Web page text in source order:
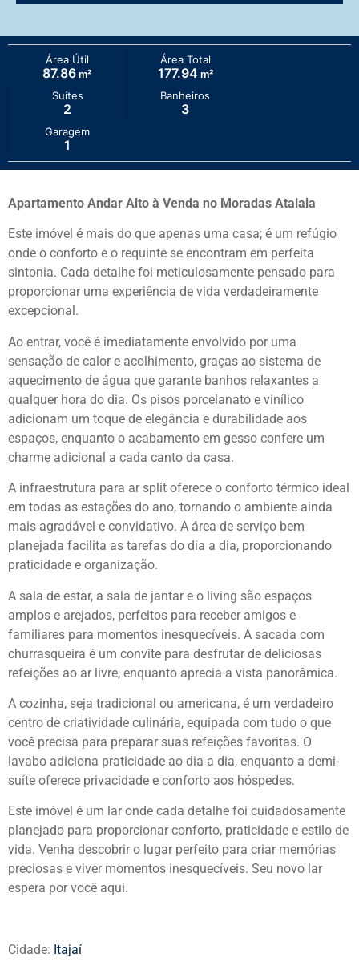
Área Útil
87.86 m²
Área Total
177.94 m²
Suítes
2
Banheiros
3
Garagem
1
Apartamento Andar Alto à Venda no Moradas Atalaia
Este imóvel é mais do que apenas uma casa; é um refúgio
onde o conforto e o requinte se encontram em perfeita
sintonia. Cada detalhe foi meticulosamente pensado para
proporcionar uma experiência de vida verdadeiramente
excepcional.
Ao entrar, você é imediatamente envolvido por uma
sensação de calor e acolhimento, graças ao sistema de
aquecimento de água que garante banhos relaxantes a
qualquer hora do dia. Os pisos porcelanato e vinílico
adicionam um toque de elegância e durabilidade aos
espaços, enquanto o acabamento em gesso confere um
charme adicional a cada canto da casa.
A infraestrutura para ar split oferece o conforto térmico ideal
em todas as estações do ano, tornando o ambiente ainda
mais agradável e convidativo. A área de serviço bem
planejada facilita as tarefas do dia a dia, proporcionando
praticidade e organização.
A sala de estar, a sala de jantar e o living são espaços
amplos e arejados, perfeitos para receber amigos e
familiares para momentos inesquecíveis. A sacada com
churrasqueira é um convite para desfrutar de deliciosas
refeições ao ar livre, enquanto aprecia a vista panorâmica.
A cozinha, seja tradicional ou americana, é um verdadeiro
centro de criatividade culinária, equipada com tudo o que
você precisa para preparar suas refeições favoritas. O
lavabo adiciona praticidade ao dia a dia, enquanto a demi-
suíte oferece privacidade e conforto aos hóspedes.
Este imóvel é um lar onde cada detalhe foi cuidadosamente
planejado para proporcionar conforto, praticidade e estilo de
vida. Venha descobrir o lugar perfeito para criar memórias
preciosas e viver momentos inesquecíveis. Seu novo lar
espera por você aqui.
Cidade: Itajaí